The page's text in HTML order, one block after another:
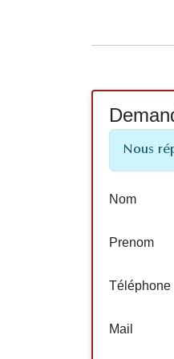
Nous
Nom
Prenom
Téléphone
Mail